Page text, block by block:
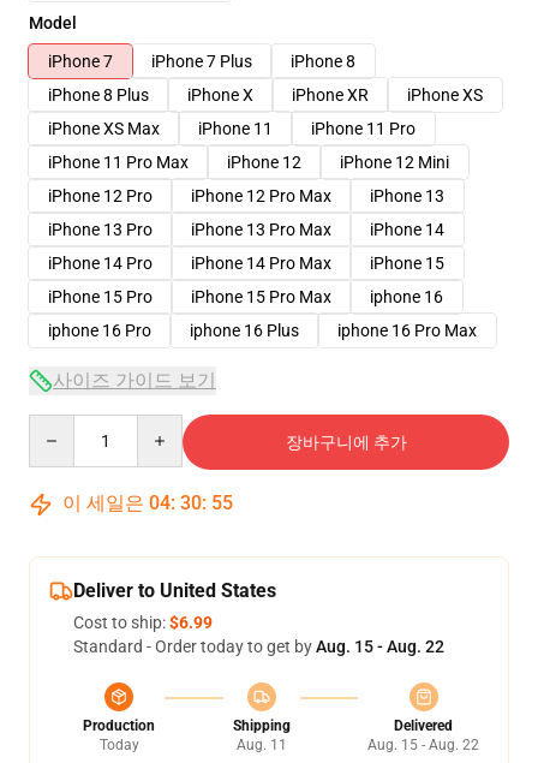
Model
iPhone 7
iPhone 7 Plus
iPhone 8
iPhone 8 Plus
iPhone X iPhone XR
iPhone XS
iPhone XS Max
iPhone 11
iPhone 11 Pro
iPhone 11 Pro Max
iPhone 12
iPhone 12 Mini
iPhone 12 Pro
iPhone 12 Pro Max
iPhone 13
iPhone 13 Pro
iPhone 13 Pro Max
iPhone 14
iPhone 14 Pro
iPhone 14 Pro Max
iPhone 15
iPhone 15 Pro
iPhone 15 Pro Max
iphone 16
iphone 16 Pro
iphone 16 Plus iphone 16 Pro Max
사이즈 가이드 보기
장바구니에 추가
이 세일은 04: 30: 54
Deliver to United States
Cost to ship:$6.99
Standard - Order today to get byAug. 15 - Aug. 22
Production
Today
Shipping
Aug. 11
Delivered
Aug. 15 - Aug. 22